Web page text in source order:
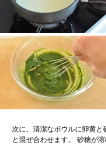
次に、清潔なボウルに卵黄と
と混ぜ合わせます。 砂糖が